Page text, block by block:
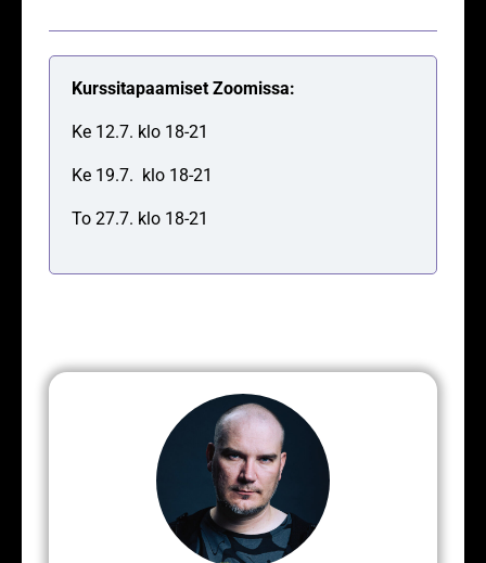
Kurssitapaamiset Zoomissa:
Ke 12.7. klo 18-21
Ke 19.7. klo 18-21
To 27.7. klo 18-21